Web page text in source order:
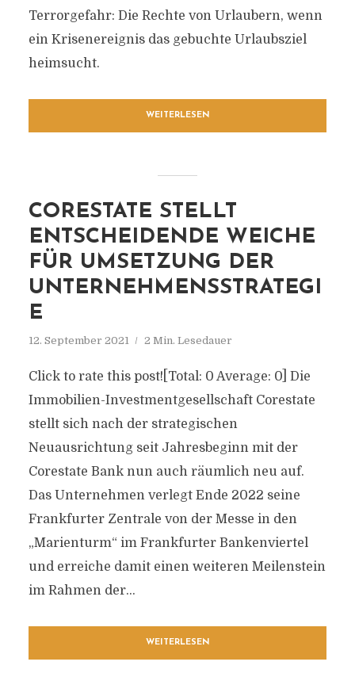
Terrorgefahr: Die Rechte von Urlaubern, wenn
ein Krisenereignis das gebuchte Urlaubsziel
heimsucht.
WEITERLESEN
CORESTATE STELLT
ENTSCHEIDENDE WEICHE
FÜR UMSETZUNG DER
UNTERNEHMENSSTRATEGI
E
12. September 2021 2 Min. Lesedauer
Click to rate this post![Total: 0 Average: 0] Die
Immobilien-Investmentgesellschaft Corestate
stellt sich nach der strategischen
Neuausrichtung seit Jahresbeginn mit der
Corestate Bank nun auch räumlich neu auf.
Das Unternehmen verlegt Ende 2022 seine
Frankfurter Zentrale von der Messe in den
„Marienturm“ im Frankfurter Bankenviertel
und erreiche damit einen weiteren Meilenstein
im Rahmen der...
WEITERLESEN